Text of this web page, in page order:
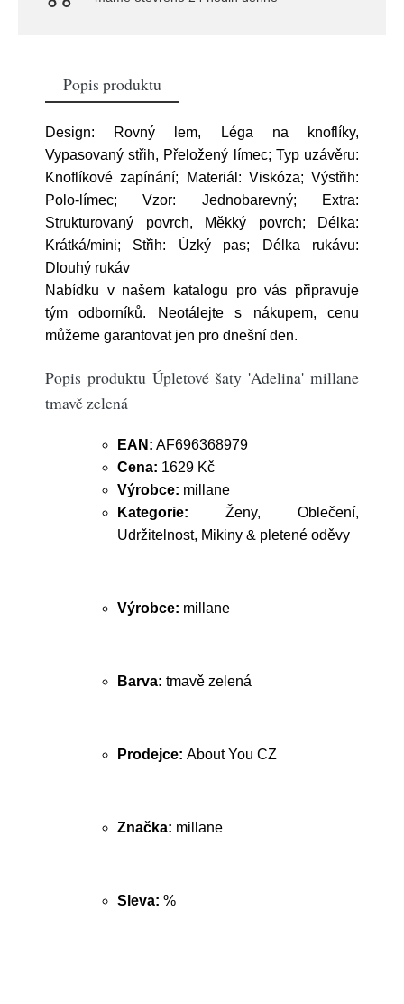
Popis produktu
Design: Rovný lem, Léga na knoflíky,
Vypasovaný střih, Přeložený límec; Typ uzávěru:
Knoflíkové zapínání; Materiál: Viskóza; Výstřih:
Polo-límec; Vzor: Jednobarevný; Extra:
Strukturovaný povrch, Měkký povrch; Délka:
Krátká/mini; Střih: Úzký pas; Délka rukávu:
Dlouhý rukáv
Nabídku v našem katalogu pro vás připravuje
tým odborníků. Neotálejte s nákupem, cenu
můžeme garantovat jen pro dnešní den.
Popis produktu Úpletové šaty 'Adelina' millane
tmavě zelená
EAN: AF696368979
Cena: 1629 Kč
Výrobce: millane
Kategorie: Ženy, Oblečení,
Udržitelnost, Mikiny & pletené oděvy
Výrobce: millane
Barva: tmavě zelená
Prodejce: About You CZ
Značka: millane
Sleva: %